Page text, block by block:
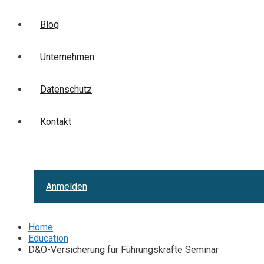
Blog
Unternehmen
Datenschutz
Kontakt
Anmelden
Home
Education
D&O-Versicherung für Führungskräfte Seminar